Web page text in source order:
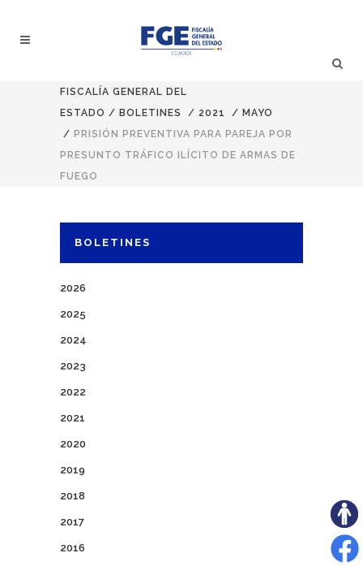
FISCALÍA GENERAL DEL
ESTADO / BOLETINES / 2021 / MAYO
/ PRISIÓN PREVENTIVA PARA PAREJA POR
PRESUNTO TRÁFICO ILÍCITO DE ARMAS DE
FUEGO
BOLETINES
2026
2025
2024
2023
2022
2021
2020
2019
2018
2017
2016